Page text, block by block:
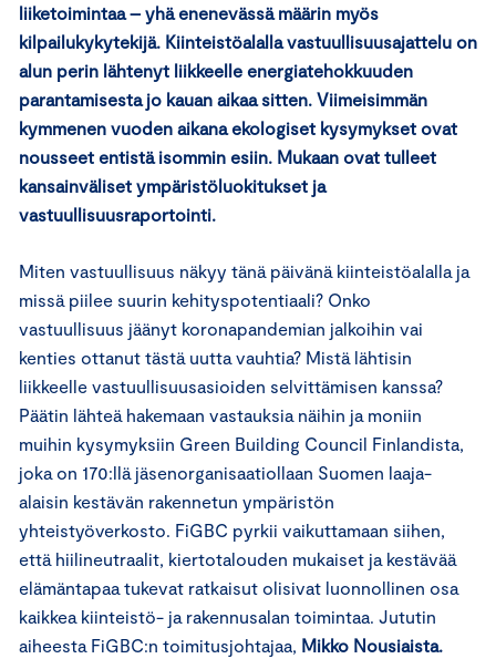
liiketoimintaa – yhä enenevässä määrin myös
kilpailukykytekijä. Kiinteistöalalla vastuullisuusajattelu on
alun perin lähtenyt liikkeelle energiatehokkuuden
parantamisesta jo kauan aikaa sitten. Viimeisimmän
kymmenen vuoden aikana ekologiset kysymykset ovat
nousseet entistä isommin esiin. Mukaan ovat tulleet
kansainväliset ympäristöluokitukset ja
vastuullisuusraportointi.
Miten vastuullisuus näkyy tänä päivänä kiinteistöalalla ja
missä piilee suurin kehityspotentiaali? Onko
vastuullisuus jäänyt koronapandemian jalkoihin vai
kenties ottanut tästä uutta vauhtia? Mistä lähtisin
liikkeelle vastuullisuusasioiden selvittämisen kanssa?
Päätin lähteä hakemaan vastauksia näihin ja moniin
muihin kysymyksiin Green Building Council Finlandista,
joka on 170:llä jäsenorganisaatiollaan Suomen laaja-
alaisin kestävän rakennetun ympäristön
yhteistyöverkosto. FiGBC pyrkii vaikuttamaan siihen,
että hiilineutraalit, kiertotalouden mukaiset ja kestävää
elämäntapaa tukevat ratkaisut olisivat luonnollinen osa
kaikkea kiinteistö- ja rakennusalan toimintaa. Jututin
aiheesta FiGBC:n toimitusjohtajaa, Mikko Nousiaista.